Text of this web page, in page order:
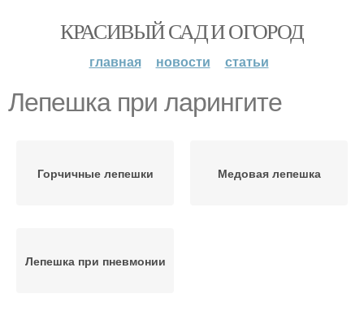
КРАСИВЫЙ САД И ОГОРОД
главная новости статьи
Лепешка при ларингите
Горчичные лепешки Медовая лепешка
Лепешка при пневмонии